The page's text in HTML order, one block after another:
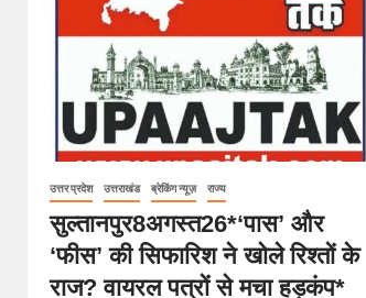
उत्तर प्रदेश उत्तराखंड ब्रेकिंग न्यूज़ राज्य
सुल्तानपुर8अगस्त26*‘पास’ और
‘फीस’ की सिफारिश ने खोले रिश्तों के
राज? वायरल पत्रों से मचा हड़कंप*